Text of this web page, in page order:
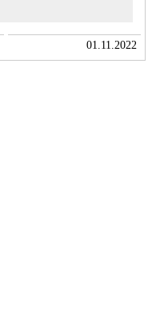
01.11.2022